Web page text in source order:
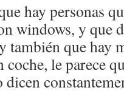
hay personas
windows, y que
también que hay
coche, le parece
dicen